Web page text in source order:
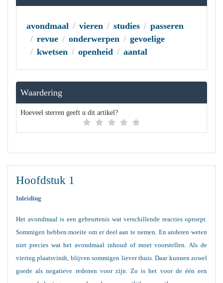
avondmaal vieren studies
passeren
revue
onderwerpen
gevoelige
kwetsen
openheid aantal
Waardering
Hoeveel sterren geeft u dit artikel?
Hoofdstuk 1
Inleiding
Het avondmaal is een gebeurtenis wat verschillende reacties oproept.
Sommigen hebben moeite om er deel aan te nemen. En anderen weten
niet precies wat het avondmaal inhoud of moet voorstellen. Als de
viering plaatsvindt, blijven sommigen liever thuis. Daar kunnen zowel
goede als negatieve redenen voor zijn. Zo is het voor de één een